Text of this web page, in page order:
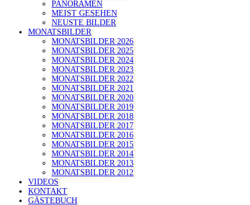
PANORAMEN
MEIST GESEHEN
NEUSTE BILDER
MONATSBILDER
MONATSBILDER 2026
MONATSBILDER 2025
MONATSBILDER 2024
MONATSBILDER 2023
MONATSBILDER 2022
MONATSBILDER 2021
MONATSBILDER 2020
MONATSBILDER 2019
MONATSBILDER 2018
MONATSBILDER 2017
MONATSBILDER 2016
MONATSBILDER 2015
MONATSBILDER 2014
MONATSBILDER 2013
MONATSBILDER 2012
VIDEOS
KONTAKT
GÄSTEBUCH